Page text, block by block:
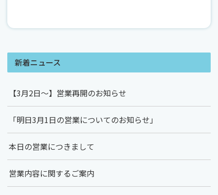
新着ニュース
【3月2日～】営業再開のお知らせ
「明日3月1日の営業についてのお知らせ」
本日の営業につきまして
営業内容に関するご案内